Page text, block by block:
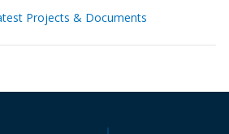
Projects & Documents